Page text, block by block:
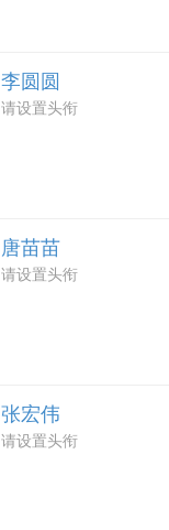
李圆圆
请设置头衔
唐苗苗
请设置头衔
张宏伟
请设置头衔